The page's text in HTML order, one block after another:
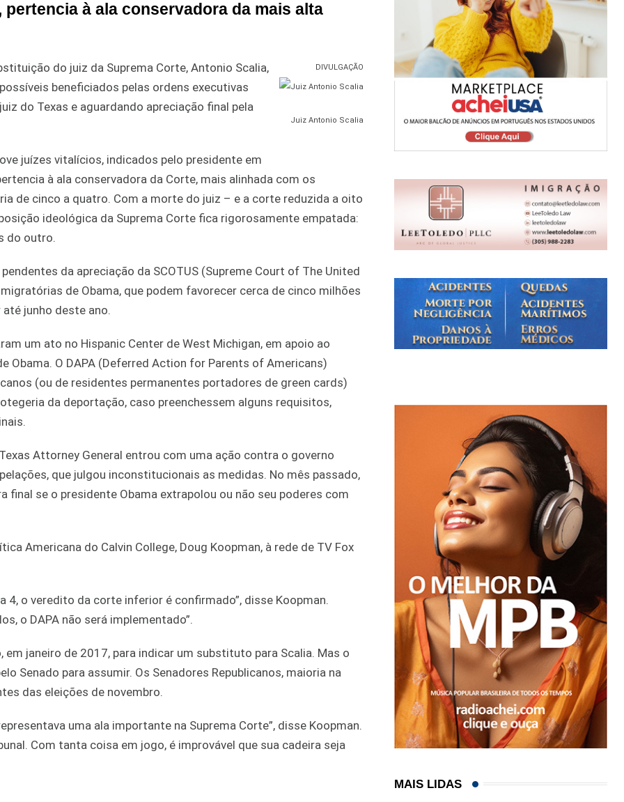
à ala conservadora da mais alta
DIVULGAÇÃO
Juiz Antonio Scalia
do juiz da Suprema Corte, Antonio Scalia,
beneficiados pelas ordens executivas
do Texas e aguardando apreciação final pela
juízes vitalícios, indicados pelo presidente em
à ala conservadora da Corte, mais alinhada com os
de cinco a quatro. Com a morte do juiz – e a corte reduzida a oito
ideológica da Suprema Corte fica rigorosamente empatada:
do outro.
da apreciação da SCOTUS (Supreme Court of The United
de Obama, que podem favorecer cerca de cinco milhões
junho deste ano.
um ato no Hispanic Center de West Michigan, em apoio ao
Obama. O DAPA (Deferred Action for Parents of Americans)
(ou de residentes permanentes portadores de green cards)
da deportação, caso preenchessem alguns requisitos,
Attorney General entrou com uma ação contra o governo
que julgou inconstitucionais as medidas. No mês passado,
final se o presidente Obama extrapolou ou não seu poderes com
Americana do Calvin College, Doug Koopman, à rede de TV Fox
4, o veredito da corte inferior é confirmado”, disse Koopman.
o DAPA não será implementado”.
janeiro de 2017, para indicar um substituto para Scalia. Mas o
Senado para assumir. Os Senadores Republicanos, maioria na
das eleições de novembro.
uma ala importante na Suprema Corte”, disse Koopman.
Com tanta coisa em jogo, é improvável que sua cadeira seja
MAIS LIDAS